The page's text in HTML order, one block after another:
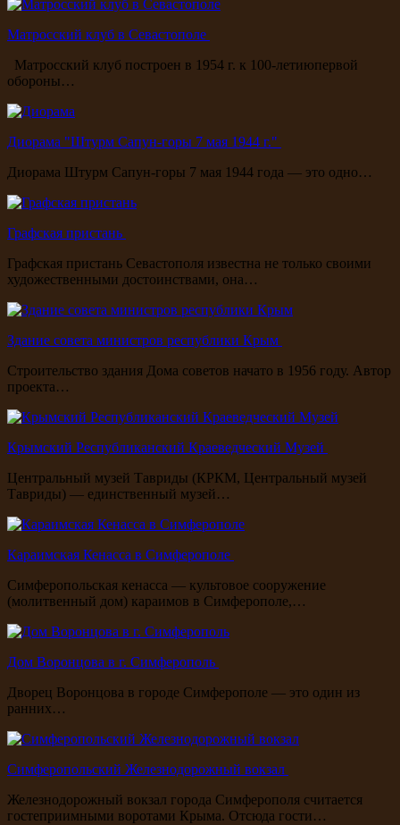
Матросский клуб в Севастополе
Матросский клуб построен в 1954 г. к 100-летиюпервой
обороны…
Диорама "Штурм Сапун-горы 7 мая 1944 г."
Диорама Штурм Сапун-горы 7 мая 1944 года — это одно…
Графская пристань
Графская пристань Севастополя известна не только своими
художественными достоинствами, она…
Здание совета министров республики Крым
Строительство здания Дома советов начато в 1956 году. Автор
проекта…
Крымский Республиканский Краеведческий Музей
Центральный музей Тавриды (КРКМ, Центральный музей
Тавриды) — единственный музей…
Караимская Кенасса в Симферополе
Симферопольская кенасса — культовое сооружение
(молитвенный дом) караимов в Симферополе,…
Дом Воронцова в г. Симферополь
Дворец Воронцова в городе Симферополе — это один из
ранних…
Симферопольский Железнодорожный вокзал
Железнодорожный вокзал города Симферополя считается
гостеприимными воротами Крыма. Отсюда гости…